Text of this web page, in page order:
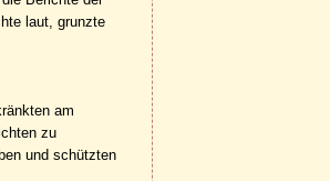
laut, grunzte
am
zu
und schützten